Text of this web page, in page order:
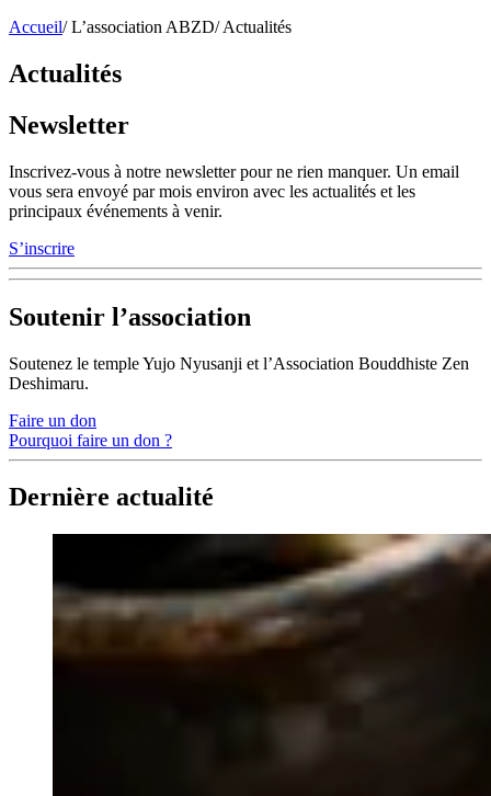
Accueil/ L’association ABZD/ Actualités
Actualités
Newsletter
Inscrivez-vous à notre newsletter pour ne rien manquer. Un email
vous sera envoyé par mois environ avec les actualités et les
principaux événements à venir.
S’inscrire
Soutenir l’association
Soutenez le temple Yujo Nyusanji et l’Association Bouddhiste Zen
Deshimaru.
Faire un don
Pourquoi faire un don ?
Dernière actualité